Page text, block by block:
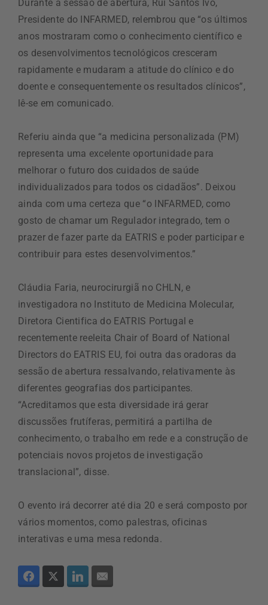
Durante a sessão de abertura, Rui Santos Ivo,
Presidente do INFARMED, relembrou que “os últimos
anos mostraram como o conhecimento científico e
os desenvolvimentos tecnológicos cresceram
rapidamente e mudaram a atitude do clínico e do
doente e consequentemente os resultados clínicos”,
lê-se em comunicado.
Referiu ainda que “a medicina personalizada (PM)
representa uma excelente oportunidade para
melhorar o futuro dos cuidados de saúde
individualizados para todos os cidadãos”. Deixou
ainda com uma certeza que “o INFARMED, como
gosto de chamar um Regulador integrado, tem o
prazer de fazer parte da EATRIS e poder participar e
contribuir para estes desenvolvimentos.”
Cláudia Faria, neurocirurgiã no CHLN, e
investigadora no Instituto de Medicina Molecular,
Diretora Cientifica do EATRIS Portugal e
recentemente reeleita Chair of Board of National
Directors do EATRIS EU, foi outra das oradoras da
sessão de abertura ressalvando, relativamente às
diferentes geografias dos participantes.
“Acreditamos que esta diversidade irá gerar
discussões frutíferas, permitirá a partilha de
conhecimento, o trabalho em rede e a construção de
potenciais novos projetos de investigação
translacional”, disse.
O evento irá decorrer até dia 20 e será composto por
vários momentos, como palestras, oficinas
interativas e uma mesa redonda.